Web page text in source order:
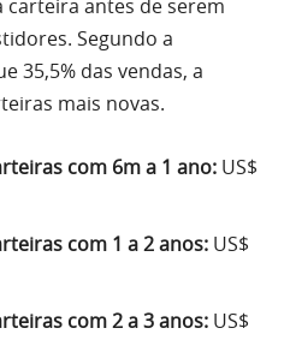
antes de serem
Segundo a
35,5% das vendas, a
mais novas.
com 6m a 1 ano: US$
com 1 a 2 anos: US$
com 2 a 3 anos: US$